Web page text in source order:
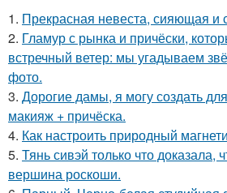
1. Прекрасная невеста, сияющая и
2. Гламур с рынка и причёски,
встречный ветер: мы угадываем
фото.
3. Дорогие дамы, я могу создать
макияж + причёска.
4. Как настроить природный
5. Тянь сивэй только что доказала,
вершина роскоши.